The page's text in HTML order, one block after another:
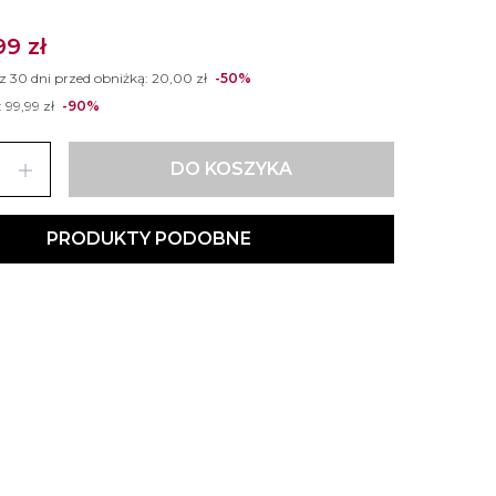
zł
30 dni przed obniżką:20,00 zł -50%
99,99 zł -90%
add DO KOSZYKA
PRODUKTY PODOBNE